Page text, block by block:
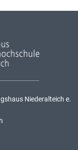
Niederalteich e.